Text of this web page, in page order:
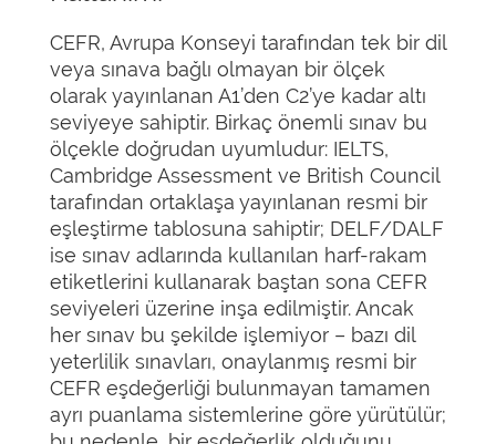
CEFR, Avrupa Konseyi tarafından tek bir dil
veya sınava bağlı olmayan bir ölçek
olarak yayınlanan A1’den C2’ye kadar altı
seviyeye sahiptir. Birkaç önemli sınav bu
ölçekle doğrudan uyumludur: IELTS,
Cambridge Assessment ve British Council
tarafından ortaklaşa yayınlanan resmi bir
eşleştirme tablosuna sahiptir; DELF/DALF
ise sınav adlarında kullanılan harf-rakam
etiketlerini kullanarak baştan sona CEFR
seviyeleri üzerine inşa edilmiştir. Ancak
her sınav bu şekilde işlemiyor – bazı dil
yeterlilik sınavları, onaylanmış resmi bir
CEFR eşdeğerliği bulunmayan tamamen
ayrı puanlama sistemlerine göre yürütülür;